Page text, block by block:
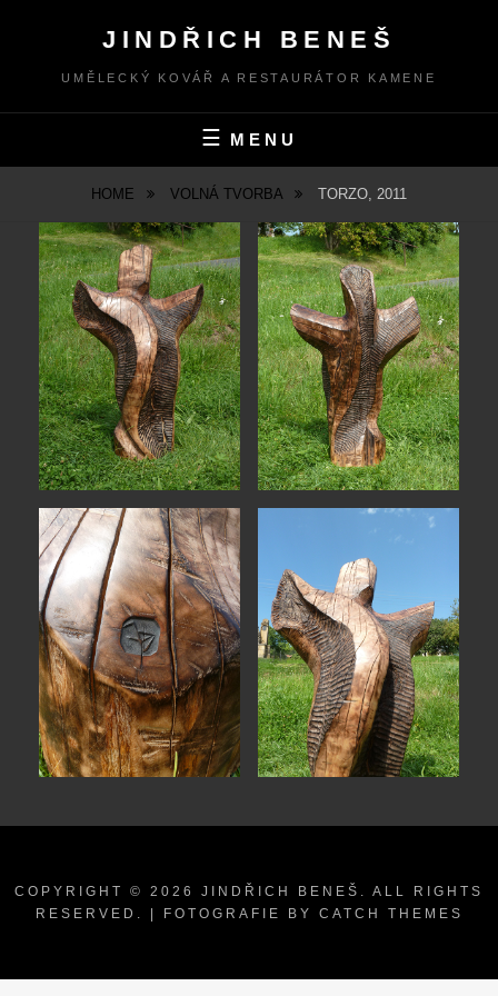
JINDŘICH BENEŠ
UMĚLECKÝ KOVÁŘ A RESTAURÁTOR KAMENE
MENU
HOME VOLNÁ TVORBA TORZO, 2011
COPYRIGHT © 2026 JINDŘICH BENEŠ
. ALL RIGHTS
RESERVED. | FOTOGRAFIE BY CATCH THEMES